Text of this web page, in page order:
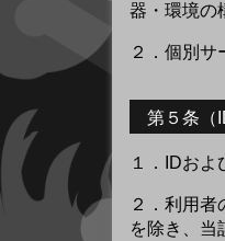
器・環境の
２． 個別サ
第５条（
１． IDお
２． 利用者
を除き、当